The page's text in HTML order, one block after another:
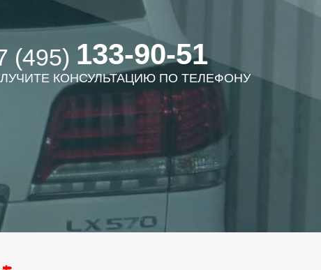
(495) 133-90-51
КОНСУЛЬТАЦИЮ ПО ТЕЛЕФОНУ